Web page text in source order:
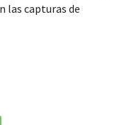
las capturas de